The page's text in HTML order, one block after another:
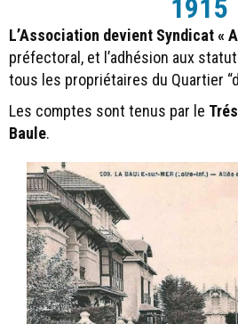
1915
L’Association devient Syndicat «
préfectoral, et l’adhésion aux
tous les propriétaires du Quartier
Les comptes sont tenus par le
Baule.